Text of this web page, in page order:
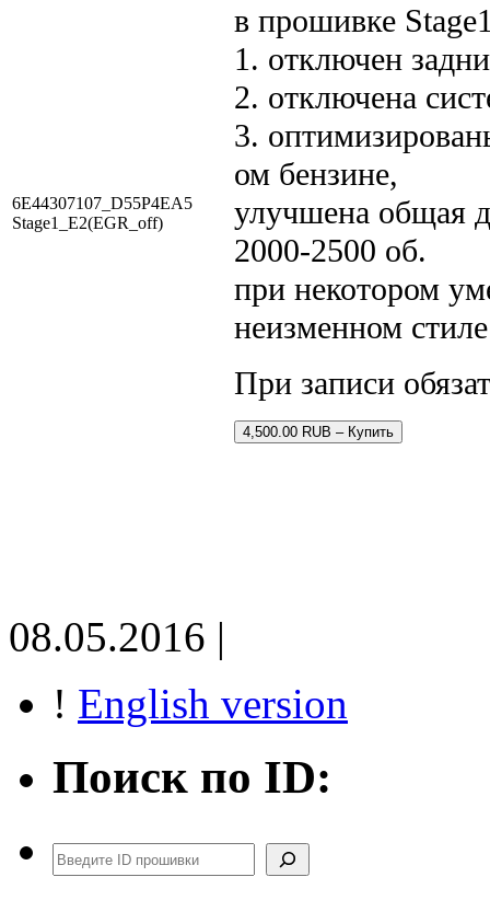
6E44307107_D55P4EA5
Stage1_E2(EGR_off)
в прошивке
1. отключен
2. отключена
3.
ом бензине,
улучшена общая
2000-2500 об.
при некотором
неизменном
При записи
4,500.00 RUB – Купить
08.05.2016 |
! English version
Поиск по ID:
Поиск